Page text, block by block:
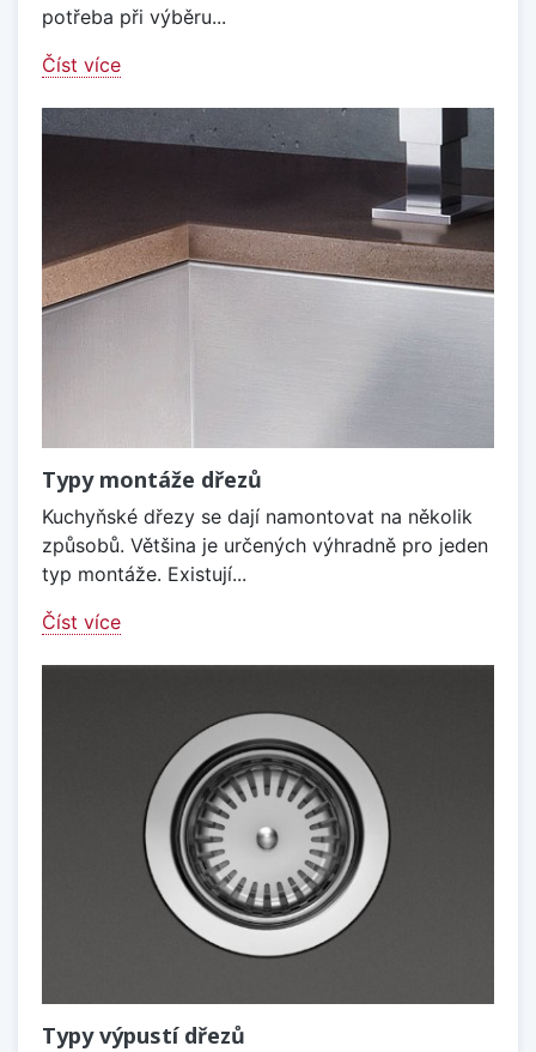
potřeba při výběru...
Číst více
Typy montáže dřezů
Kuchyňské dřezy se dají namontovat na několik
způsobů. Většina je určených výhradně pro jeden
typ montáže. Existují...
Číst více
Typy výpustí dřezů